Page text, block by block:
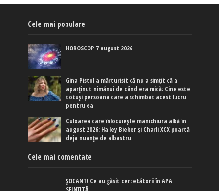
Cele mai populare
HOROSCOP 7 august 2026
Gina Pistol a mărturisit că nu a simțit că a
aparținut nimănui de când era mică: Cine este
totuși persoana care a schimbat acest lucru
pentru ea
Culoarea care înlocuiește manichiura albă în
august 2026: Hailey Bieber și Charli XCX poartă
deja nuanțe de albastru
Cele mai comentate
ȘOCANT! Ce au găsit cercetătorii în APA
SFINȚITĂ